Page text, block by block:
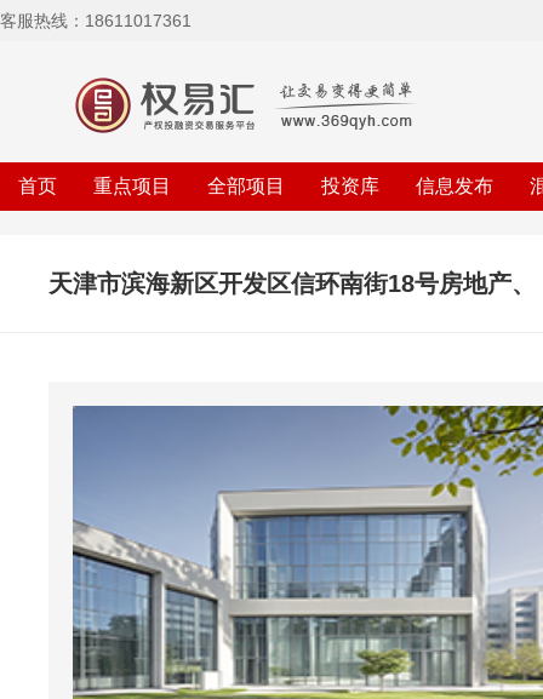
客服热线：18611017361
首页 重点项目 全部项目 投资库 信息发布
天津市滨海新区开发区信环南街18号房地产